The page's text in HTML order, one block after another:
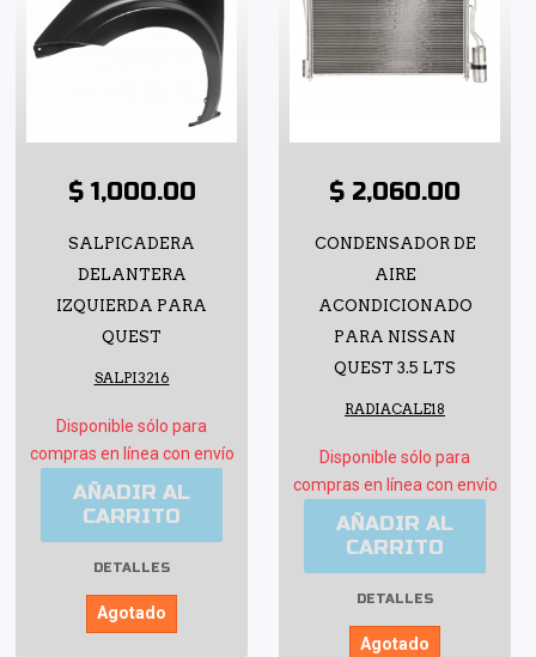
$ 1,000.00
SALPICADERA
DELANTERA
IZQUIERDA PARA
QUEST
SALPI3216
Disponible sólo para
compras en línea con envío
AÑADIR AL
CARRITO
DETALLES
Agotado
$ 2,060.00
CONDENSADOR DE
AIRE
ACONDICIONADO
PARA NISSAN
QUEST 3.5 LTS
RADIACALE18
Disponible sólo para
compras en línea con envío
AÑADIR AL
CARRITO
DETALLES
Agotado